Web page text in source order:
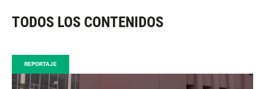
TODOS LOS CONTENIDOS
REPORTAJE